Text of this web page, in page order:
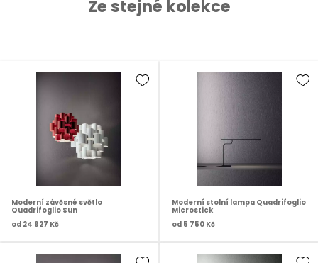
Ze stejné kolekce
Moderní závěsné světlo
Quadrifoglio Sun
od 24 927 Kč
Moderní stolní lampa Quadrifoglio
Microstick
od 5 750 Kč